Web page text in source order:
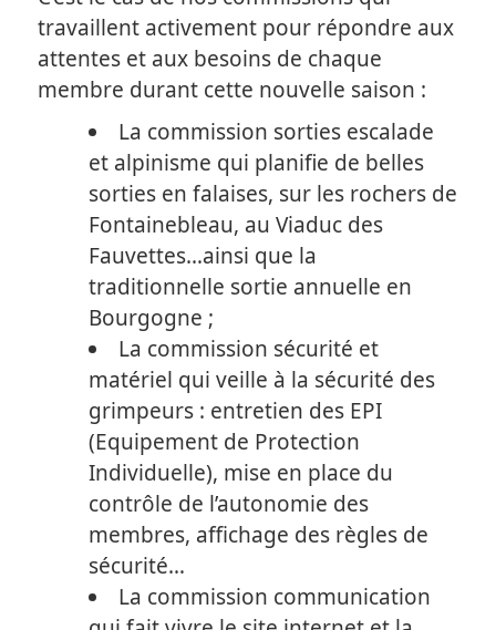
travaillent activement pour répondre aux
attentes et aux besoins de chaque
membre durant cette nouvelle saison :
La commission sorties escalade
et alpinisme qui planifie de belles
sorties en falaises, sur les rochers de
Fontainebleau, au Viaduc des
Fauvettes…ainsi que la
traditionnelle sortie annuelle en
Bourgogne ;
La commission sécurité et
matériel qui veille à la sécurité des
grimpeurs : entretien des EPI
(Equipement de Protection
Individuelle), mise en place du
contrôle de l’autonomie des
membres, affichage des règles de
sécurité…
La commission communication